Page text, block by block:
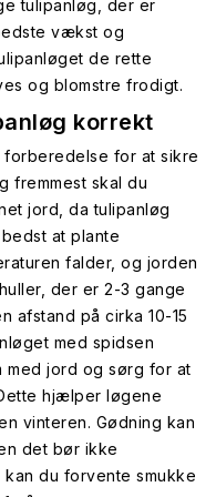
tulipanløg, der er
vækst og
de rette
og blomstre frodigt.
korrekt
for at sikre
fremmest skal du
jord, da tulipanløg
at plante
falder, og jorden
der er 2-3 gange
afstand på cirka 10-15
med spidsen
jord og sørg for at
hjælper løgene
vinteren. Gødning kan
det bør ikke
du forvente smukke